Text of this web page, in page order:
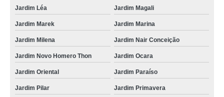
empresa que faz foto lembrança em eventos Ibiúna
foto lembrança na Zona Oeste preço Parque Continental
valor de foto lembrança em São Paulo Vila Bastos
valor de foto lembrança em SP Centro
valor de foto lembrança de casamento Vila Mariana
empresa que faz foto lembrança para casamento Jardim Califórnia
Jardim Léa Jardim Magali
Jardim Marek Jardim Marina
Jardim Milena Jardim Nair Conceição
Jardim Novo Homero Thon Jardim Ocara
Jardim Oriental Jardim Paraíso
Jardim Pilar Jardim Primavera